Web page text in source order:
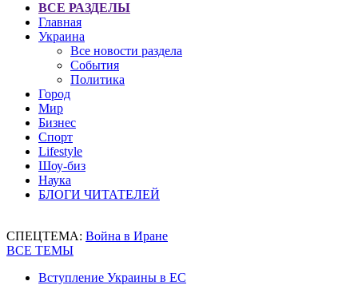
ВСЕ РАЗДЕЛЫ
Главная
Украина
Все новости раздела
События
Политика
Город
Мир
Бизнес
Спорт
Lifestyle
Шоу-биз
Наука
БЛОГИ ЧИТАТЕЛЕЙ
СПЕЦТЕМА: Война в Иране
ВСЕ ТЕМЫ
Вступление Украины в ЕС